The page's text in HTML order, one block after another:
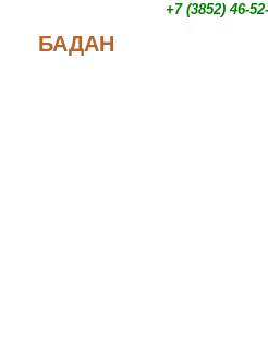
БАДАН
+7 (3852) 46-